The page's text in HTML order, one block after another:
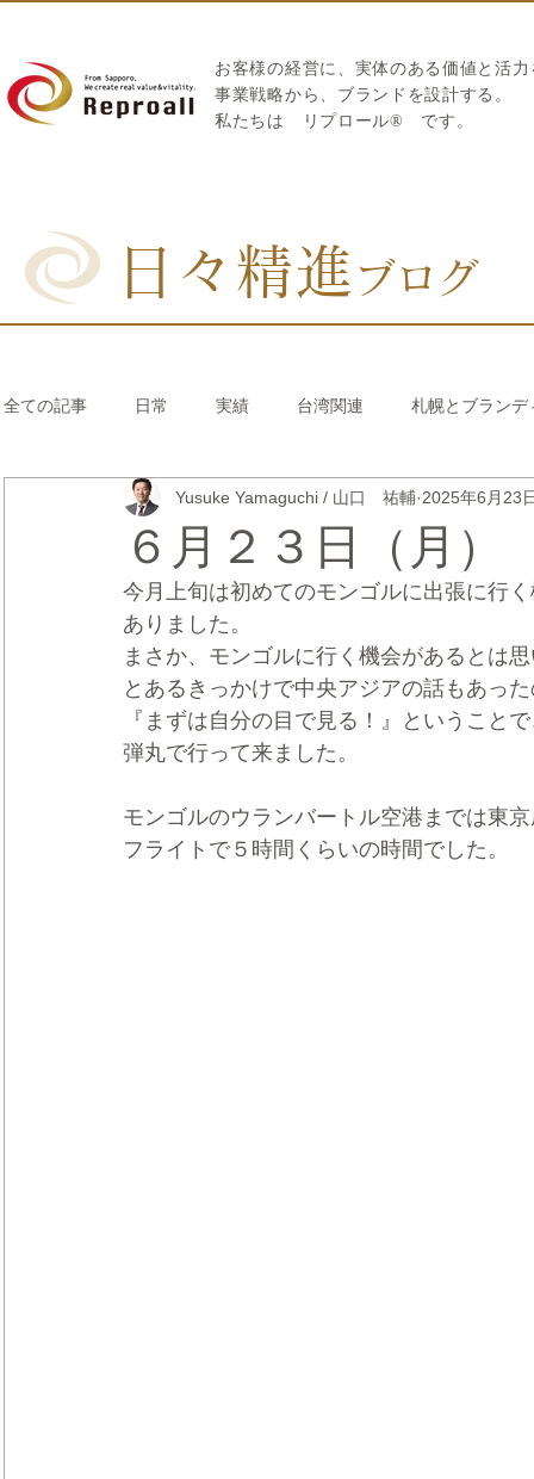
お客様の経営に、実体のある価値と活
​事業戦略から、ブランドを設計する。
私たちは
リプロール® です。
日々精進 ブログ
全ての記事 日常 実績 台湾関連 札幌とブランデ
リブランディング® さとうきび繊維のストロー 中国
CRMブランディング® デジタルマーケティングブランデ
６月２３日（月
Yusuke Yamaguchi / 山口 祐輔 2025年6月23
今月上旬は初めてのモンゴルに出張に行
ありました。
まさか、モンゴルに行く機会があるとは
とあるきっかけで中央アジアの話もあっ
『まずは自分の目で見る！』ということ
弾丸で行って来ました。
モンゴルのウランバートル空港までは東
フライトで５時間くらいの時間でした。